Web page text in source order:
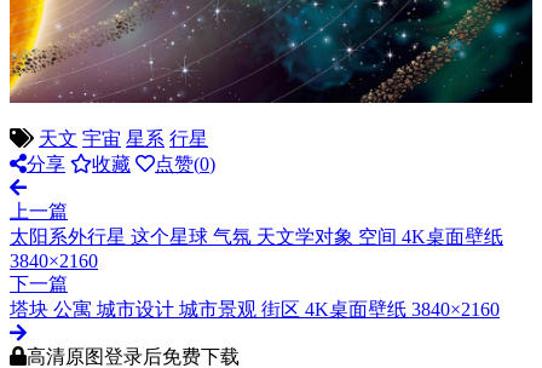
天文 宇宙 星系 行星
分享
收藏 点赞(0)
上一篇
太阳系外行星 这个星球 气氛 天文学对象 空间 4K桌面壁纸
3840×2160
下一篇
塔块 公寓 城市设计 城市景观 街区 4K桌面壁纸 3840×2160
高清原图登录后免费下载